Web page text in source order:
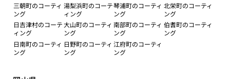
三朝町のコーティ
ング
湯梨浜町のコーテ
ィング
琴浦町のコーティ
ング
北栄町のコーティ
ング
日吉津村のコーテ
ィング
大山町のコーティ
ング
南部町のコーティ
ング
伯耆町のコーティ
ング
日南町のコーティ
ング
日野町のコーティ
ング
江府町のコーティ
ング